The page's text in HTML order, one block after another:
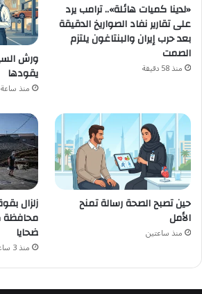
«لدينا كميات هائلة».. ترامب يرد
على تقارير نفاد الصواريخ الدقيقة
بعد حرب إيران والبنتاغون يلتزم
الصمت
منذ 58 دقيقة
ورش
يقودها
منذ
حين تصبح الصحة رسالة تمنح
الأمل
منذ ساعتين
محافظة
ضحايا
منذ 3 ساعات